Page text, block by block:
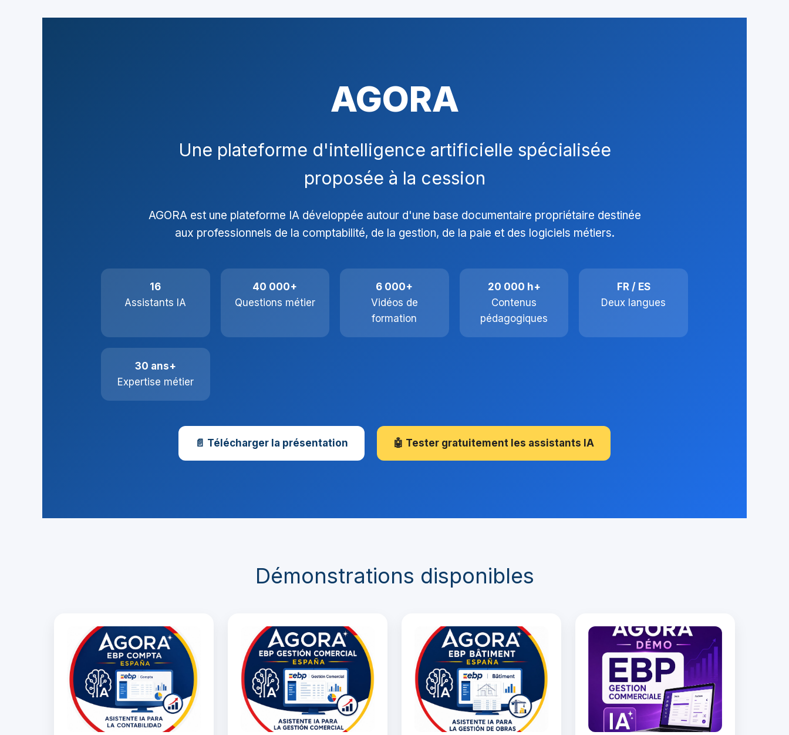
AGORA
Une plateforme d'intelligence artificielle spécialisée
proposée à la cession
AGORA est une plateforme IA développée autour d'une base documentaire propriétaire destinée
aux professionnels de la comptabilité, de la gestion, de la paie et des logiciels métiers.
16
Assistants IA
40 000+
Questions métier
6 000+
Vidéos de
formation
20 000 h+
Contenus
pédagogiques
FR / ES
Deux langues
30 ans+
Expertise métier
📄 Télécharger la présentation 🤖 Tester gratuitement les assistants IA
Démonstrations disponibles